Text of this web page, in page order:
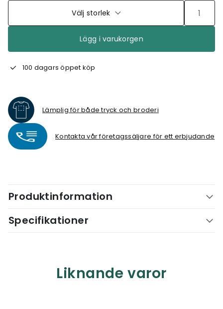
Välj storlek
Lägg i varukorgen
100 dagars öppet köp
Lämplig för både tryck och broderi
Kontakta vår företagssäljare för ett erbjudande
Produktinformation
Specifikationer
Liknande varor